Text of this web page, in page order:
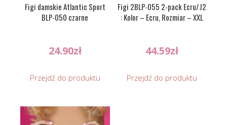
Figi damskie Atlantic Sport
BLP-050 czarne
24.90zł
Przejdź do produktu
Figi 2BLP-055 2-pack Ecru/J2
: Kolor – Ecru, Rozmiar – XXL
44.59zł
Przejdź do produktu